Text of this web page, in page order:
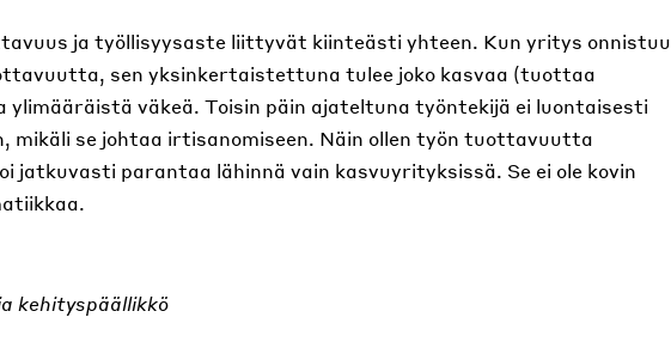
ja työllisyysaste liittyvät kiinteästi yhteen. Kun yritys onnistuu
sen yksinkertaistettuna tulee joko kasvaa (tuottaa
ylimääräistä väkeä. Toisin päin ajateltuna työntekijä ei luontaisesti
mikäli se johtaa irtisanomiseen. Näin ollen työn tuottavuutta
jatkuvasti parantaa lähinnä vain kasvuyrityksissä. Se ei ole kovin
kehityspäällikkö